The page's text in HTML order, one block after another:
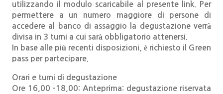
utilizzando il modulo scaricabile al presente link. Per
permettere a un numero maggiore di persone di
accedere al banco di assaggio la degustazione verrà
divisa in 3 turni a cui sarà obbligatorio attenersi.
In base alle più recenti disposizioni, è richiesto il Green
pass per partecipare.
Orari e turni di degustazione
Ore 16,00 -18,00: Anteprima: degustazione riservata